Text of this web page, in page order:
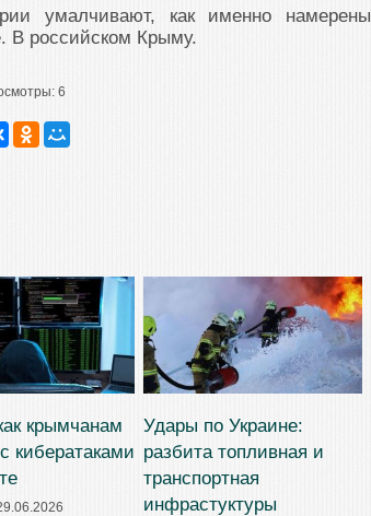
умалчивают, как именно намерены
В российском Крыму.
6
крымчанам
кибератаками
Удары по Украине:
разбита топливная и
транспортная
инфрастуктуры